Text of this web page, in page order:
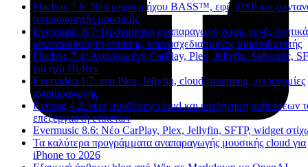
Flacbox 7.6: Νέα μηχανή ήχου BASS™, εφέ, DSP και
οπτικοποιητής μουσικής
Evermusic 8.7: Πραγματική αναπαραγωγή χωρίς κενά,
κανονικοποίηση έντασης, επανασχεδιασμένος ισοσταθμιστής
Flacbox 7.4: Ανανεωμένο CarPlay, Plex, Jellyfin, Subsonic,
για ήχο Hi-Res
Evervideo 1.7: νέα Plex, Jellyfin, cloud streaming, χειρονομίες
αναπαραγωγής
Evertag 4.2: νέες συνδέσεις cloud και επεξήγηση ρυθμίσεων
επεξεργαστή ετικετών
Evermusic 8.6: Νέο CarPlay, Plex, Jellyfin, SFTP, widget
Τα καλύτερα προγράμματα αναπαραγωγής μουσικής cloud για
iPhone το 2026